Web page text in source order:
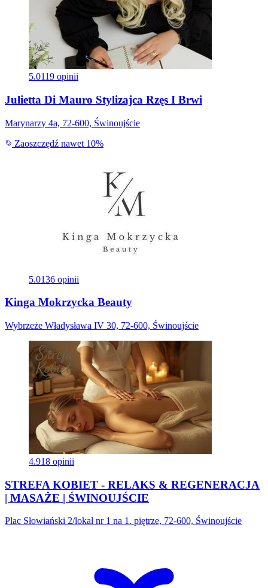
5.0119 opinii
Julietta Di Mauro Stylizajca Rzęs I Brwi
Marynarzy 4a, 72-600, Świnoujście
Zaoszczędź nawet 10%
5.0136 opinii
Kinga Mokrzycka Beauty
Wybrzeże Władysława IV 30, 72-600, Świnoujście
4.918 opinii
STREFA KOBIET - RELAKS & REGENERACJA
| MASAŻE | ŚWINOUJŚCIE
Plac Słowiański 2/lokal nr 1 na 1. piętrze, 72-600, Świnoujście